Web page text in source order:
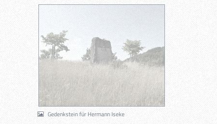
Gedenkstein für Hermann Iseke